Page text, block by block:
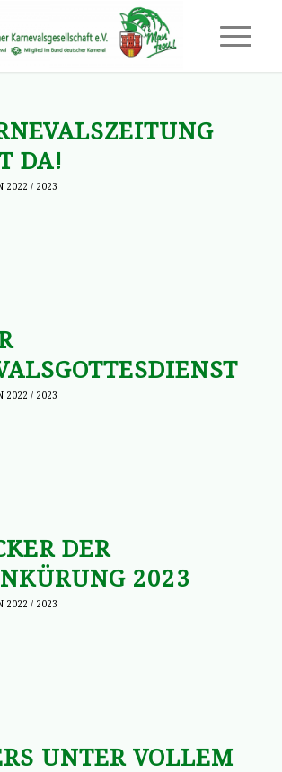
DA!
2022 / 2023
2022 / 2023
DER
2023
2022 / 2023
UNTER VOLLEM